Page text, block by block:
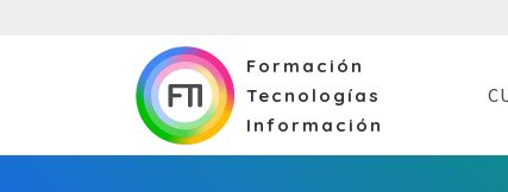
Formación
Tecnologías
Información